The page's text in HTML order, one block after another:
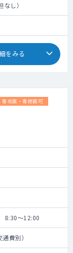
し）
をみる
専攻医・専修医可
8:30～12:00
費別）